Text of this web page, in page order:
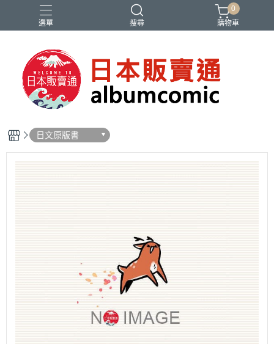
選單 搜尋
Ado IDOLiSH7 バンドリ 刀劍亂舞 妮姬
0
購物車
日文原版書